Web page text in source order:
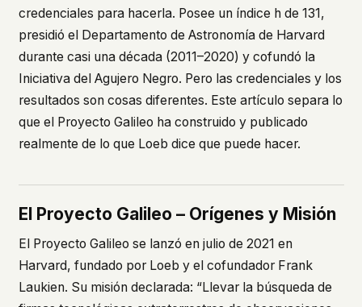
credenciales para hacerla. Posee un índice h de 131,
presidió el Departamento de Astronomía de Harvard
durante casi una década (2011–2020) y cofundó la
Iniciativa del Agujero Negro. Pero las credenciales y los
resultados son cosas diferentes. Este artículo separa lo
que el Proyecto Galileo ha construido y publicado
realmente de lo que Loeb dice que puede hacer.
El Proyecto Galileo – Orígenes y Misión
El Proyecto Galileo se lanzó en julio de 2021 en
Harvard, fundado por Loeb y el cofundador Frank
Laukien. Su misión declarada: “Llevar la búsqueda de